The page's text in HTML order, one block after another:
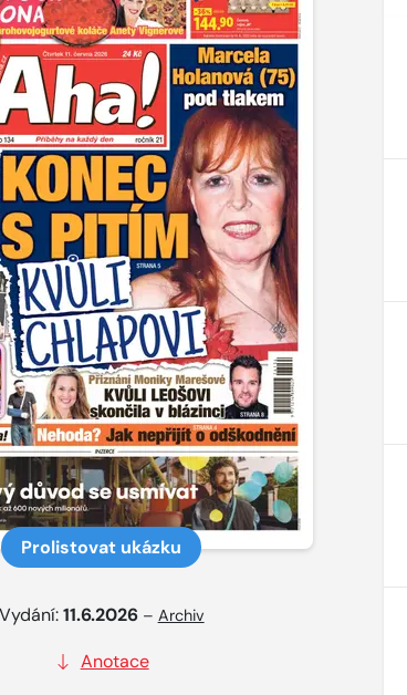
Prolistovat ukázku
Vydání:11.6.2026 – Archiv
Anotace